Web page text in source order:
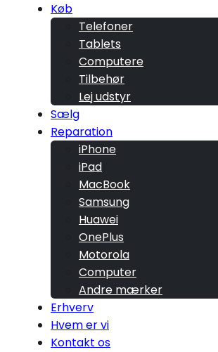
Køb
Telefoner
Tablets
Computere
Tilbehør
Lej udstyr
Sælg
Reparation
iPhone
iPad
MacBook
Samsung
Huawei
OnePlus
Motorola
Computer
Andre mærker
Erhverv
Hvem er vi
Kontakt os